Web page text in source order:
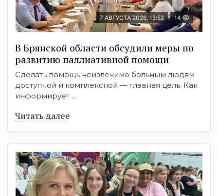
7 АВГУСТА 2026, 15:52 14
В Брянской области обсудили меры по
развитию паллиативной помощи
Сделать помощь неизлечимо больным людям
доступной и комплексной — главная цель. Как
информирует ...
Читать далее